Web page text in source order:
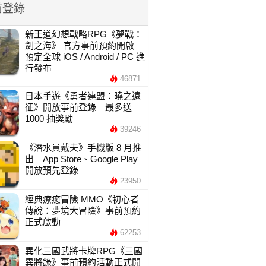
錄
新王道幻想戰略RPG《夢戰：
劍之海》 官方事前預約開啟
預定全球 iOS / Android / PC 進
行發布
46871
日本手遊《勇者連盟：曉之遠
征》開放事前登錄 最多送
1000 抽獎勵
39246
《潛水員戴夫》手機版 8 月推
出 App Store、Google Play
開放預先登錄
23950
經典療癒冒險 MMO《初心者
傳說：夢境大冒險》事前預約
正式啟動
62253
異化三國武將卡牌RPG《三國
異將錄》事前預約活動正式開